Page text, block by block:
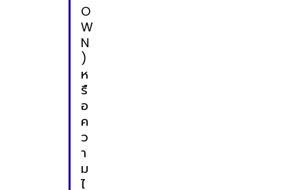
O
W
N
)
ห
รื
อ
ค
ว
า
ม
ไ